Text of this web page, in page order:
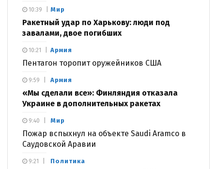
Мир
Ракетный удар по Харькову: люди под
завалами, двое погибших
10:39
Армия
Пентагон торопит оружейников США
10:21
Армия
«Мы сделали все»: Финляндия отказала
Украине в дополнительных ракетах
9:59
Мир
Пожар вспыхнул на объекте Saudi Aramco в
Саудовской Аравии
9:40
Политика
9:21